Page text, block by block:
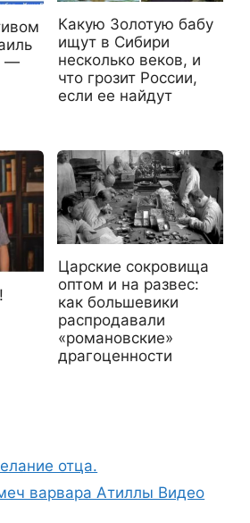
—
Какую Золотую бабу
ищут в Сибири
несколько веков, и
что грозит России,
если ее найдут
Царские сокровища
оптом и на развес:
как большевики
распродавали
«романовские»
драгоценности
отца.
варвара Атиллы Видео